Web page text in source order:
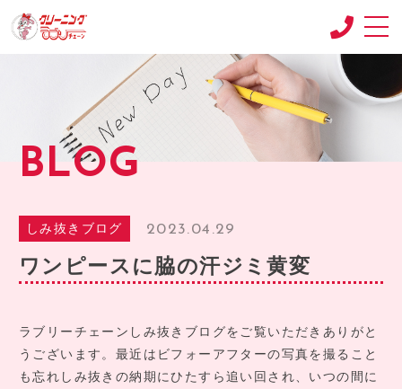
CONCEPT
コンセプト
SHOP
店舗紹介
求人情報
求人情報2
BLOG
ブログ
BLOG
しみ抜きブログ 2023.04.29
ワンピースに脇の汗ジミ黄変
ラブリーチェーンしみ抜きブログをご覧いただきありがと
うございます。最近はビフォーアフターの写真を撮ること
も忘れしみ抜きの納期にひたすら追い回され、いつの間に